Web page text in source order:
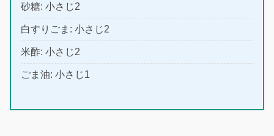
砂糖: 小さじ2
白すりごま: 小さじ2
米酢: 小さじ2
ごま油: 小さじ1